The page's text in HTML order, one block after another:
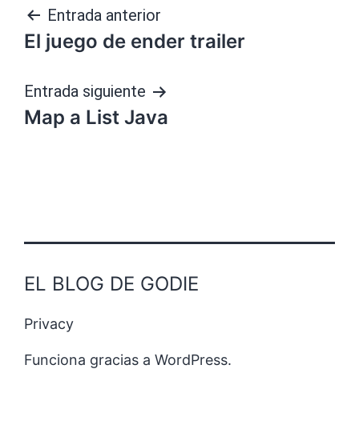
Navegación
de
entradas
Entrada anterior
El juego de ender trailer
Entrada siguiente
Map a List Java
EL BLOG DE GODIE
Privacy
Funciona gracias a WordPress.